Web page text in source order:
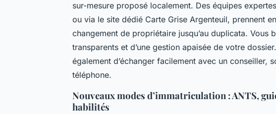
sur-mesure proposé localement. Des équipes
ou via le site dédié Carte Grise Argenteuil, prennent
changement de propriétaire jusqu’au duplicata. Vous
transparents et d’une gestion apaisée de votre
également d’échanger facilement avec un conseiller,
téléphone.
Nouveaux modes d’immatriculation : ANTS,
habilités